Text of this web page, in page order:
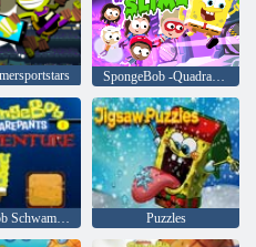
SpongeBob -Quadrate und die Retter des Schleims
SpongeBob Schwammkopf Adventure Puzzles